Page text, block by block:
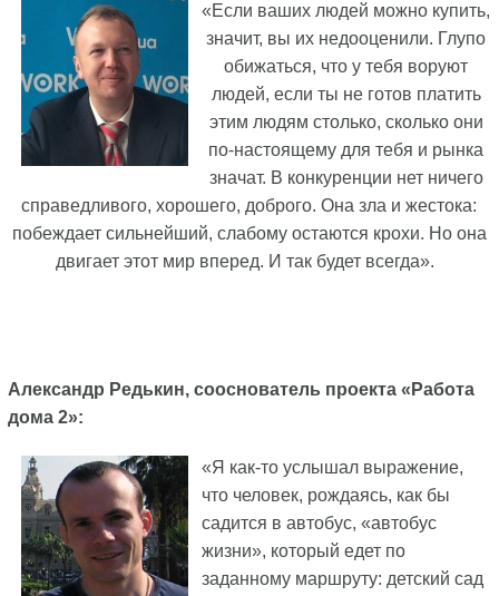
«Если ваших людей можно купить,
значит, вы их недооценили. Глупо
обижаться, что у тебя воруют
людей, если ты не готов платить
этим людям столько, сколько они
по-настоящему для тебя и рынка
значат. В конкуренции нет ничего
справедливого, хорошего, доброго. Она зла и жестока:
побеждает сильнейший, слабому остаются крохи. Но она
двигает этот мир вперед. И так будет всегда».
Александр Редькин, сооснователь проекта «Работа
дома 2»:
«Я как-то услышал выражение,
что человек, рождаясь, как бы
садится в автобус, «автобус
жизни», который едет по
заданному маршруту: детский сад